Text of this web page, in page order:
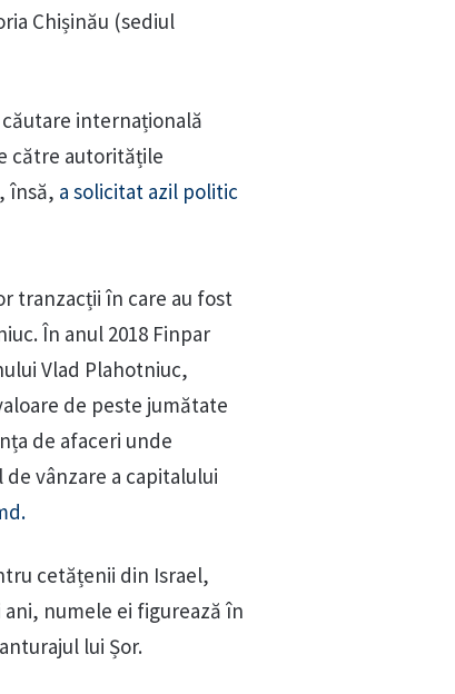
Chișinău (sediul
internațională
către autoritățile
însă, a solicitat azil politic
tranzacții în care au fost
În anul 2018 Finpar
Vlad Plahotniuc,
de peste jumătate
de afaceri unde
vânzare a capitalului
cetățenii din Israel,
numele ei figurează în
lui Șor.